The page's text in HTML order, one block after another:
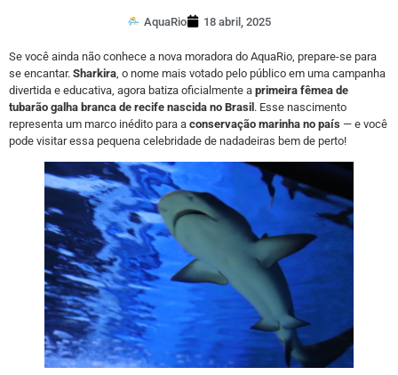
AquaRio 18 abril, 2025
Se você ainda não conhece a nova moradora do AquaRio, prepare-se para
se encantar. Sharkira , o nome mais votado pelo público em uma campanha
divertida e educativa, agora batiza oficialmente a primeira fêmea de
tubarão galha branca de recife nascida no Brasil . Esse nascimento
representa um marco inédito para a conservação marinha no país — e você
pode visitar essa pequena celebridade de nadadeiras bem de perto!